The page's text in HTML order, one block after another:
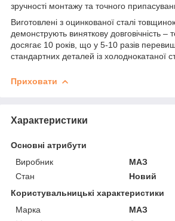
зручності монтажу та точного
Виготовлені з оцинкованої сталі
демонструють виняткову довговічність –
досягає 10 років, що у 5-10 разів
стандартних деталей із холоднокатаної
Приховати
Характеристики
Основні атрибути
Виробник
МАЗ
Стан
Новий
Користувальницькі характеристики
Марка
МАЗ